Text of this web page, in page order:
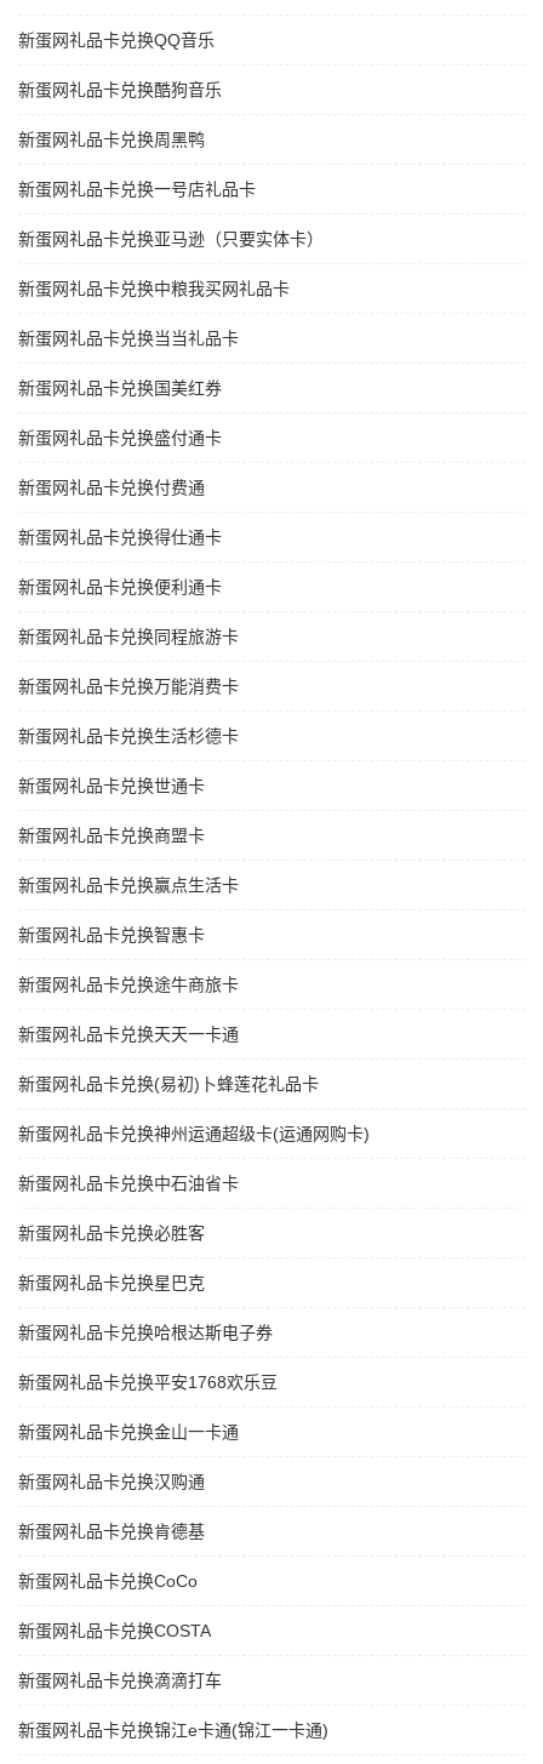
新蛋网礼品卡兑换QQ音乐
新蛋网礼品卡兑换酷狗音乐
新蛋网礼品卡兑换周黑鸭
新蛋网礼品卡兑换一号店礼品卡
新蛋网礼品卡兑换亚马逊（只要实体卡）
新蛋网礼品卡兑换中粮我买网礼品卡
新蛋网礼品卡兑换当当礼品卡
新蛋网礼品卡兑换国美红券
新蛋网礼品卡兑换盛付通卡
新蛋网礼品卡兑换付费通
新蛋网礼品卡兑换得仕通卡
新蛋网礼品卡兑换便利通卡
新蛋网礼品卡兑换同程旅游卡
新蛋网礼品卡兑换万能消费卡
新蛋网礼品卡兑换生活杉德卡
新蛋网礼品卡兑换世通卡
新蛋网礼品卡兑换商盟卡
新蛋网礼品卡兑换赢点生活卡
新蛋网礼品卡兑换智惠卡
新蛋网礼品卡兑换途牛商旅卡
新蛋网礼品卡兑换天天一卡通
新蛋网礼品卡兑换(易初)卜蜂莲花礼品卡
新蛋网礼品卡兑换神州运通超级卡(运通网购卡)
新蛋网礼品卡兑换中石油省卡
新蛋网礼品卡兑换必胜客
新蛋网礼品卡兑换星巴克
新蛋网礼品卡兑换哈根达斯电子券
新蛋网礼品卡兑换平安1768欢乐豆
新蛋网礼品卡兑换金山一卡通
新蛋网礼品卡兑换汉购通
新蛋网礼品卡兑换肯德基
新蛋网礼品卡兑换CoCo
新蛋网礼品卡兑换COSTA
新蛋网礼品卡兑换滴滴打车
新蛋网礼品卡兑换锦江e卡通(锦江一卡通)